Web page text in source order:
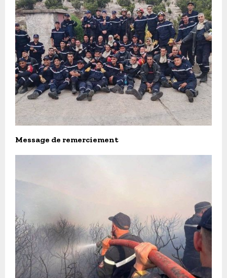
Message de remerciement